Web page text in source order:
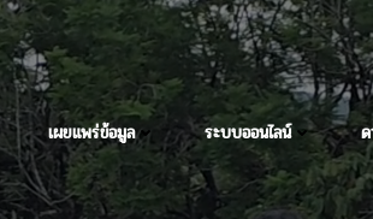
เผยแพร่ข้อมูล ระบบออนไลน์